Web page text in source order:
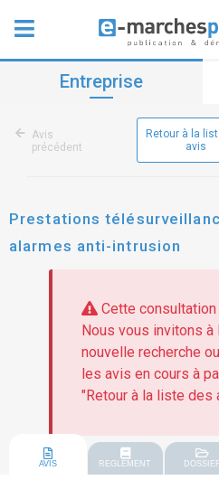
Entreprise
Avis
précédent
Retour à la
avis
Prestations
alarmes anti-intrusion
Cette consultation
Nous vous invitons à
nouvelle recherche
les avis en cours à
"Retour à la liste des
AVIS REGLEMENT